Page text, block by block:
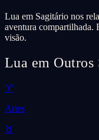
Lua em Sagitário nos
aventura compartilhada.
visão.
Lua em Outros
♈
Aries
♉